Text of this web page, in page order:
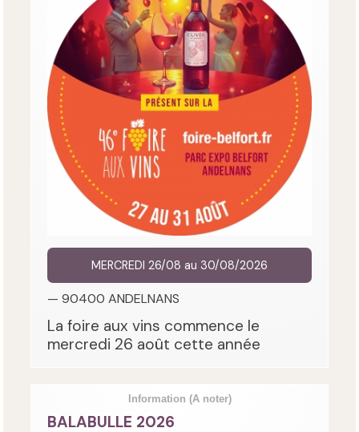
MERCREDI 26/08 au 30/08/2026
— 90400 ANDELNANS
La foire aux vins commence le
mercredi 26 août cette année
Information (A noter)
BALABULLE 2026